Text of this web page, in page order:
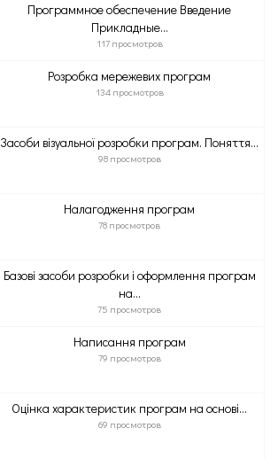
Программное обеспечение Введение
Прикладные...
117 просмотров
Розробка мережевих програм
134 просмотров
Засоби візуальної розробки програм. Поняття...
98 просмотров
Налагодження програм
78 просмотров
Базові засоби розробки і оформлення програм
на...
75 просмотров
Написання програм
79 просмотров
Оцінка характеристик програм на основі...
69 просмотров